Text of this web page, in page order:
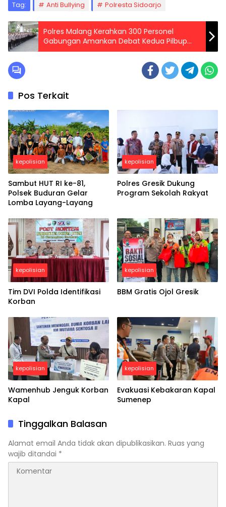
Tag: Anti Bullying Polresta Sidoarjo
Polres Malang Kerahkan 300 Personel
Gabungan Amankan Debat Kedua Pilbup
Malang 2024
Pos Terkait
kepolisian
Sambut HUT RI ke-81,
Polsek Buduran Gelar
Lomba Layang-Layang
kepolisian
Polres Gresik Dukung
Program Sekolah Rakyat
kepolisian
Tim DVI Polda Identifikasi
Korban
kepolisian
BBM Gratis Ojol Gresik
kepolisian
Wamenhub Jenguk Korban
Kapal
kepolisian
Evakuasi Kebakaran Kapal
Sumenep
Tinggalkan Balasan
Alamat email Anda tidak akan dipublikasikan. Ruas yang
wajib ditandai *